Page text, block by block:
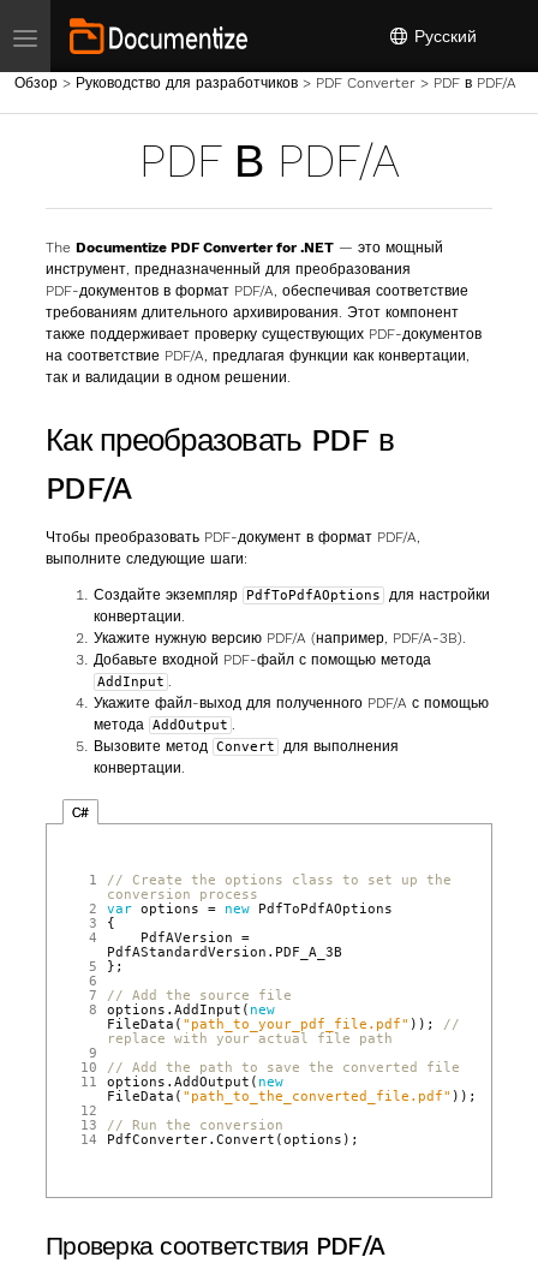
Toggle navigation Русский
Обзор> Руководство для разработчиков> PDF Converter> PDF в PDF/A
PDF В PDF/A
The Documentize PDF Converter for .NET— это мощный
инструмент, предназначенный для преобразования
PDF‑документов в формат PDF/A, обеспечивая соответствие
требованиям длительного архивирования. Этот компонент
также поддерживает проверку существующих PDF‑документов
на соответствие PDF/A, предлагая функции как конвертации,
так и валидации в одном решении.
Как преобразовать PDF в
PDF/A
Чтобы преобразовать PDF‑документ в формат PDF/A,
выполните следующие шаги:
Создайте экземпляр PdfToPdfAOptions
для настройки
конвертации.
Укажите нужную версию PDF/A (например, PDF/A-3B).
Добавьте входной PDF‑файл с помощью метода
AddInput
Укажите файл‑выход для полученного PDF/A с помощью
метода
AddOutput
Вызовите метод
Convert
для выполнения
конвертации.
C#
1
// Create the options class to set up the
conversion process
2
var options = new
PdfToPdfAOptions
3
{
4
PdfAVersion
=
PdfAStandardVersion . PDF_A_3B
5
};
6
7
// Add the source file
8
options .AddInput ( new
FileData ( "path_to_your_pdf_file.pdf" ));
//
replace with your actual file path
9
10
// Add the path to save the converted file
11
options .AddOutput ( new
FileData ( "path_to_the_converted_file.pdf" ));
12
13
// Run the conversion
14
PdfConverter.Convert (options );
Проверка соответствия PDF/A